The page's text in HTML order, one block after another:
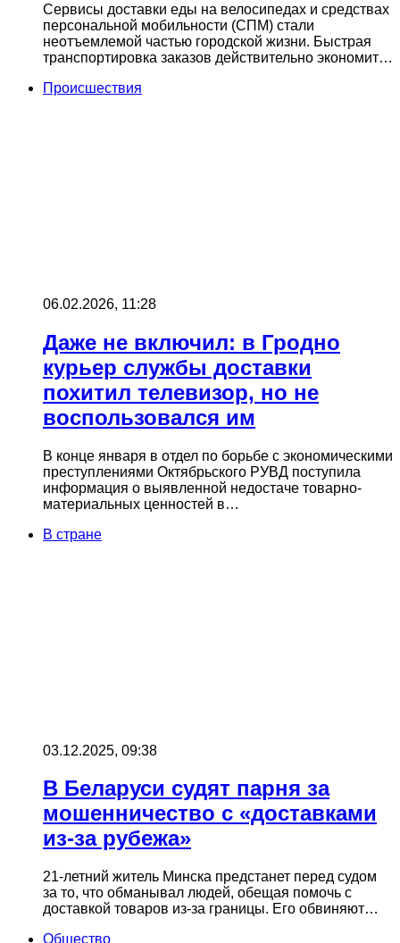
Сервисы доставки еды на велосипедах и средствах
персональной мобильности (СПМ) стали
неотъемлемой частью городской жизни. Быстрая
транспортировка заказов действительно экономит…
Происшествия
06.02.2026, 11:28
Даже не включил: в Гродно
курьер службы доставки
похитил телевизор, но не
воспользовался им
В конце января в отдел по борьбе с экономическими
преступлениями Октябрьского РУВД поступила
информация о выявленной недостаче товарно-
материальных ценностей в…
В стране
03.12.2025, 09:38
В Беларуси судят парня за
мошенничество с «доставками
из-за рубежа»
21-летний житель Минска предстанет перед судом
за то, что обманывал людей, обещая помочь с
доставкой товаров из-за границы. Его обвиняют…
Общество